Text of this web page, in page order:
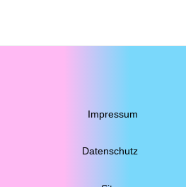
Impressum
Datenschutz